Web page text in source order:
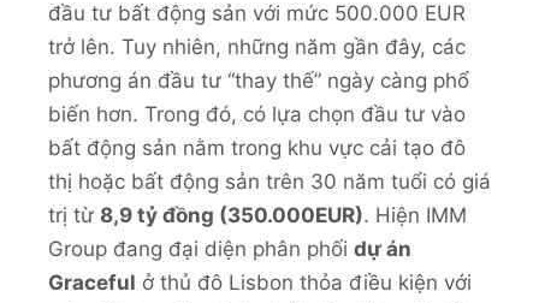
đầu tư bất động sản với mức 500.000 EUR
trở lên. Tuy nhiên, những năm gần đây, các
phương án đầu tư “thay thế” ngày càng phổ
biến hơn. Trong đó, có lựa chọn đầu tư vào
bất động sản nằm trong khu vực cải tạo đô
thị hoặc bất động sản trên 30 năm tuổi có giá
trị từ 8,9 tỷ đồng (350.000EUR). Hiện IMM
Group đang đại diện phân phối dự án
Graceful ở thủ đô Lisbon thỏa điều kiện với